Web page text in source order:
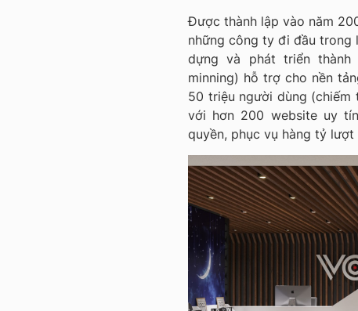
Được thành lập vào năm
những công ty đi đầu trong
dựng và phát triển
minning) hỗ trợ cho nền
50 triệu người dùng (chiếm
với hơn 200 website uy
quyền, phục vụ hàng tỷ lượt